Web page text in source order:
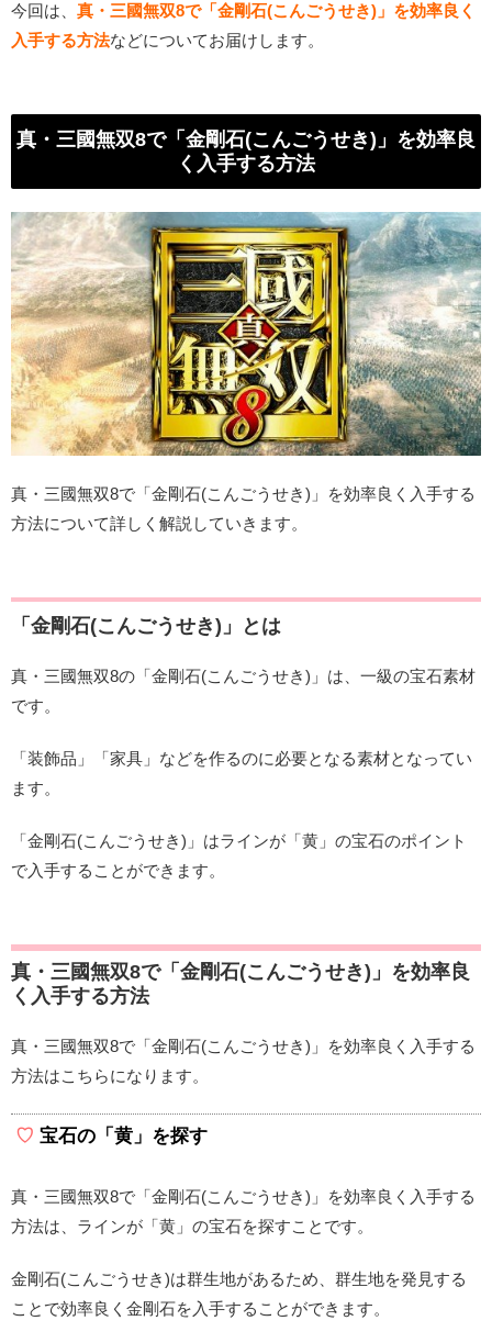
今回は、 真・三國無双8で「金剛石(こんごうせき)」を効率良く
入手する方法などについてお届けします。
真・三國無双8で「金剛石(こんごうせき) 」を効率良
く入手する方法
真・三國無双8で「金剛石(こんごうせき)」を効率良く入手する
方法について詳しく解説していきます。
「金剛石(こんごうせき)」とは
真・三國無双8の「金剛石(こんごうせき)」は、一級の宝石素材
です。
「装飾品」「家具」などを作るのに必要となる素材となってい
ます。
「金剛石(こんごうせき)」はラインが「黄」の宝石のポイント
で入手することができます。
真・三國無双8で「金剛石(こんごうせき)」を効率良
く入手する方法
真・三國無双8で「金剛石(こんごうせき)」を効率良く入手する
方法はこちらになります。
宝石の「黄」を探す
真・三國無双8で「金剛石(こんごうせき)」を効率良く入手する
方法は、ラインが「黄」の宝石を探すことです。
金剛石(こんごうせき)は群生地があるため、群生地を発見する
ことで効率良く金剛石を入手することができます。